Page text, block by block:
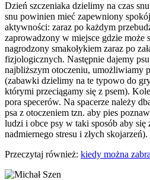
Dzień szczeniaka dzielimy na czas
snu powinien mieć zapewniony
aktywności: zaraz po każdym
zaprowadzony w miejsce gdzie
nagrodzony smakołykiem zaraz po
fizjologicznych. Następnie dajemy
najbliższym otoczeniu, umożliwiamy
(zabawki dzielimy na te typowo do
którymi przeciągamy się z psem).
pora specerów. Na spacerze należy
psa z otoczeniem tzn. aby pies
ludzi i obce psy w taki sposób aby się
nadmiernego stresu i złych skojarzeń).
Przeczytaj również: kiedy można